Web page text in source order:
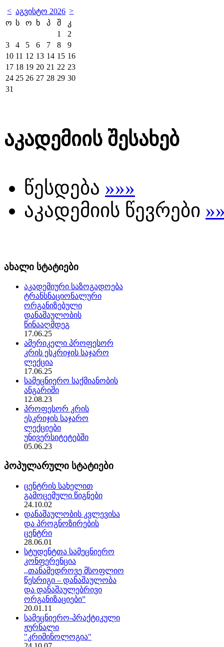
< აგვისტო 2026 >
ო ს ო ხ პ შ
კ
1
2
3
4 5 6 7 8
9
10 11 12 13 14 15 16
17 18 19 20 21 22 23
24 25 26 27 28 29 30
31
აკადემიის შესახებ
წესდება »»»
აკადემიის წევრები
ახალი სტატიები
აკადემიური საზოგადოება
ტრანსნაციონალური
ორგანიზებული
დანაშაულობის
წინააღმდეგ
17.06.25
ამერიკელი პროფესორ
კრის ესკრიჯის საჯარო
ლექცია
17.06.25
სამეცნიერო საქმიანობის
ანგარიში
12.08.23
პროფესორ კრის
ესკრიჯის საჯარო
ლექციები
უნივერსიტეტებში
05.06.23
პოპულარული სტატიები
ცენტრის სახელით
გამოცემული წიგნები
24.10.02
დანაშაულობის კვლევისა
და პროგნოზირების
ცენტრი
28.06.01
სტუდენტთა სამეცნიერო
კონფერენცია
,,თანამედროვე მსოფლიო
წესრიგი – დანაშაულობა
და დანაშაულებრივი
ორგანიზაციები”
20.01.11
სამეცნიერო-პრაქტიკული
ჟურნალი
"კრიმინოლოგია"